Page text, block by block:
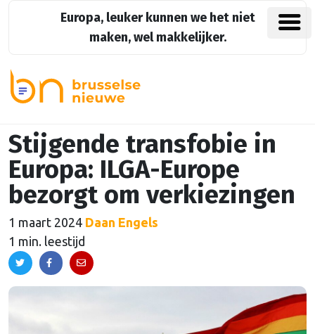
Europa, leuker kunnen we het niet
maken, wel makkelijker.
Stijgende transfobie in
Europa: ILGA-Europe
bezorgt om verkiezingen
1 maart 2024 Daan Engels
1 min. leestijd